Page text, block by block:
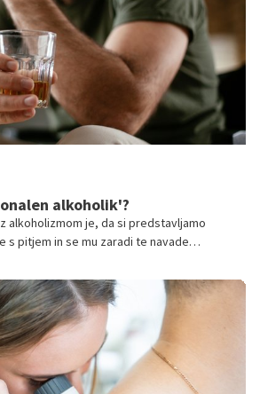
pogovarjala o tem, kako zelo pomembno
za socialno vključenost tistih, ki so
zakaj je pomembno, da se zavedamo, da
alkoholik'?
alkoholizmom je, da si predstavljamo
s pitjem in se mu zaradi te navade
najbolj popolnimi človeškimi podobami.